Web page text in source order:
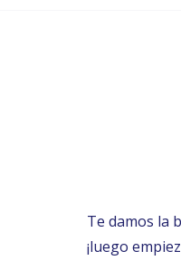
Te damos la
¡luego